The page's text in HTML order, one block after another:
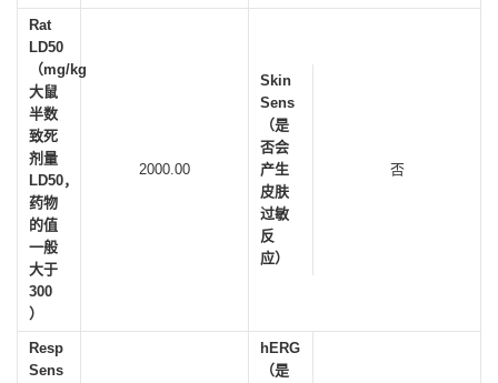
Rat
LD50
（mg/kg
大鼠
半数
致死
剂量
LD50，
药物
的值
一般
大于
300
）
2000.00
Skin
Sens
（是
否会
产生
皮肤
过敏
反
应）
否
Resp
Sens
hERG
（是